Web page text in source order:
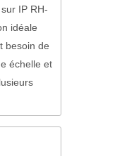
IP RH-
idéale
besoin de
échelle et